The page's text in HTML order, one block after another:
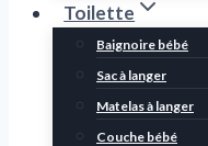
Toilette
Baignoire bébé
Sac à langer
Matelas à langer
Couche bébé